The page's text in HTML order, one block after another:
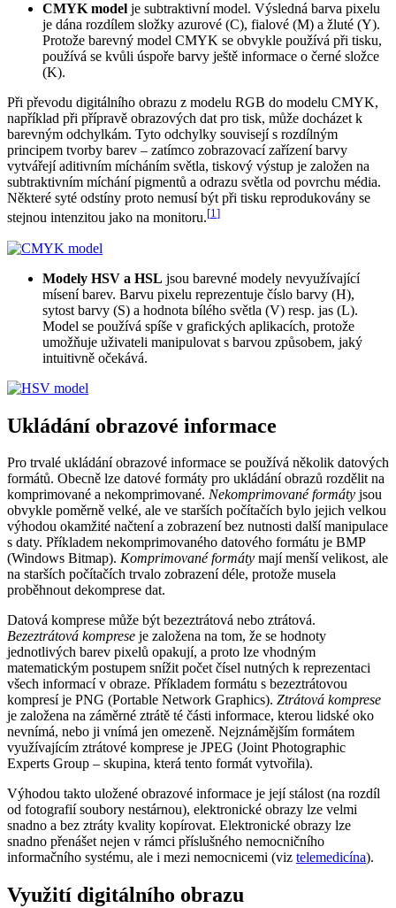
CMYK model je subtraktivní model. Výsledná barva pixelu
je dána rozdílem složky azurové (C), fialové (M) a žluté (Y).
Protože barevný model CMYK se obvykle používá při tisku,
používá se kvůli úspoře barvy ještě informace o černé složce
(K).
Při převodu digitálního obrazu z modelu RGB do modelu CMYK,
například při přípravě obrazových dat pro tisk, může docházet k
barevným odchylkám. Tyto odchylky souvisejí s rozdílným
principem tvorby barev – zatímco zobrazovací zařízení barvy
vytvářejí aditivním mícháním světla, tiskový výstup je založen na
subtraktivním míchání pigmentů a odrazu světla od povrchu média.
Některé syté odstíny proto nemusí být při tisku reprodukovány se
stejnou intenzitou jako na monitoru.[1]
Modely HSV a HSL jsou barevné modely nevyužívající
mísení barev. Barvu pixelu reprezentuje číslo barvy (H),
sytost barvy (S) a hodnota bílého světla (V) resp. jas (L).
Model se používá spíše v grafických aplikacích, protože
umožňuje uživateli manipulovat s barvou způsobem, jaký
intuitivně očekává.
Ukládání obrazové informace
Pro trvalé ukládání obrazové informace se používá několik datových
formátů. Obecně lze datové formáty pro ukládání obrazů rozdělit na
komprimované a nekomprimované. Nekomprimované formáty jsou
obvykle poměrně velké, ale ve starších počítačích bylo jejich velkou
výhodou okamžité načtení a zobrazení bez nutnosti další manipulace
s daty. Příkladem nekomprimovaného datového formátu je BMP
(Windows Bitmap). Komprimované formáty mají menší velikost, ale
na starších počítačích trvalo zobrazení déle, protože musela
proběhnout dekomprese dat.
Datová komprese může být bezeztrátová nebo ztrátová.
Bezeztrátová komprese je založena na tom, že se hodnoty
jednotlivých barev pixelů opakují, a proto lze vhodným
matematickým postupem snížit počet čísel nutných k reprezentaci
všech informací v obraze. Příkladem formátu s bezeztrátovou
kompresí je PNG (Portable Network Graphics). Ztrátová komprese
je založena na záměrné ztrátě té části informace, kterou lidské oko
nevnímá, nebo ji vnímá jen omezeně. Nejznámějším formátem
využívajícím ztrátové komprese je JPEG (Joint Photographic
Experts Group – skupina, která tento formát vytvořila).
Výhodou takto uložené obrazové informace je její stálost (na rozdíl
od fotografií soubory nestárnou), elektronické obrazy lze velmi
snadno a bez ztráty kvality kopírovat. Elektronické obrazy lze
snadno přenášet nejen v rámci příslušného nemocničního
informačního systému, ale i mezi nemocnicemi (viz telemedicína).
Využití digitálního obrazu